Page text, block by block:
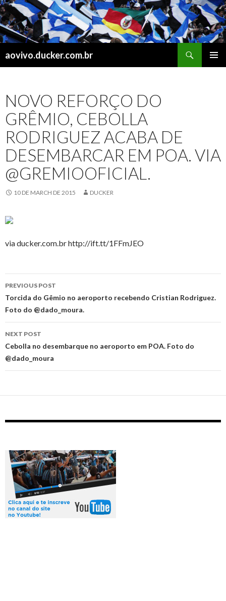
aovivo.ducker.com.br
NOVO REFORÇO DO
GRÊMIO, CEBOLLA
RODRIGUEZ ACABA DE
DESEMBARCAR EM POA. VIA
@GREMIOOFICIAL.
10 DE MARCH DE 2015 DUCKER
via ducker.com.br http://ift.tt/1FFmJEO
Post
navigation
PREVIOUS POST
Torcida do Gêmio no aeroporto recebendo Cristian Rodriguez.
Foto do @dado_moura.
NEXT POST
Cebolla no desembarque no aeroporto em POA. Foto do
@dado_moura